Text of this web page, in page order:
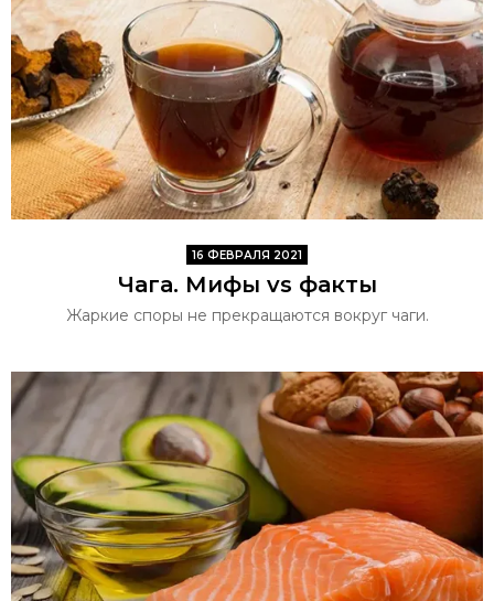
16 ФЕВРАЛЯ 2021
Чага. Мифы vs факты
Жаркие споры не прекращаются вокруг чаги.